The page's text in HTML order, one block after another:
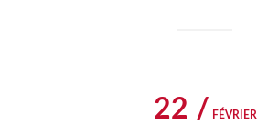
22 / FÉVRIER